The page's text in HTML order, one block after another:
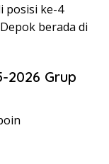
posisi ke-4
berada di
2026 Grup